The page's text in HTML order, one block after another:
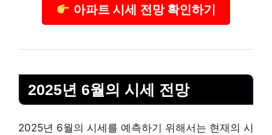
아파트 시세 전망 확인하기
2025년 6월의 시세 전망
2025년 6월의 시세를 예측하기 위해서는 현재의 시